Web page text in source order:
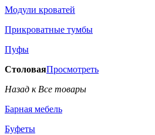
Модули кроватей
Прикроватные тумбы
Пуфы
СтоловаяПросмотреть
Назад к Все товары
Барная мебель
Буфеты